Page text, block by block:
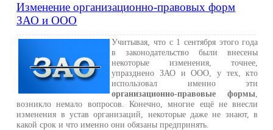
Изменение организационно-правовых форм
ЗАО и ООО
Учитывая, что с 1 сентября этого года
в законодательство были внесены
некоторые изменения, точнее,
упразднено ЗАО и ООО, у тех, кто
использовал именно эти
организационно-правовые формы
возникло немало вопросов. Конечно, многие ещё не внесли
изменения в устав организаций, некоторые даже не знают, в
какой срок и что именно они обязаны предпринять.